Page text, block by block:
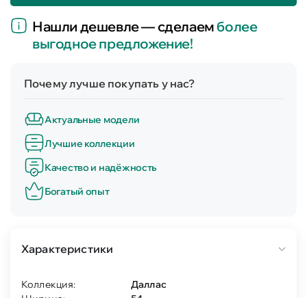
Нашли дешевле — сделаемболее
выгодное предложение!
Почему лучше покупать у нас?
Актуальные модели
Лучшие коллекции
Качество и надёжность
Богатый опыт
Характеристики
Коллекция:
Даллас